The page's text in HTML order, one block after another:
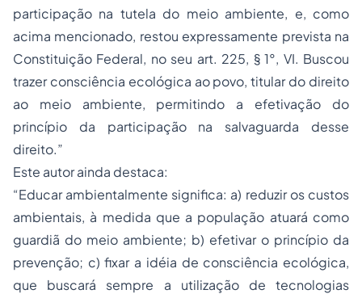
participação na tutela do meio ambiente, e, como
acima mencionado, restou expressamente prevista na
Constituição Federal, no seu art. 225, § 1°, VI. Buscou
trazer consciência ecológica ao povo, titular do direito
ao meio ambiente, permitindo a efetivação do
princípio da participação na salvaguarda desse
direito.”
Este autor ainda destaca:
“Educar ambientalmente significa: a) reduzir os custos
ambientais, à medida que a população atuará como
guardiã do meio ambiente; b) efetivar o princípio da
prevenção; c) fixar a idéia de consciência ecológica,
que buscará sempre a utilização de tecnologias